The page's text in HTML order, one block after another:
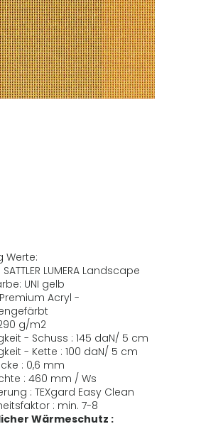
Werte:
LUMERA Landscape
UNI gelb
Acryl -
g/m2
- Schuss : 145 daN/ 5 cm
- Kette : 100 daN/ 5 cm
: 0,6 mm
: 460 mm / Ws
: TEXgard Easy Clean
: min. 7-8
Wärmeschutz :